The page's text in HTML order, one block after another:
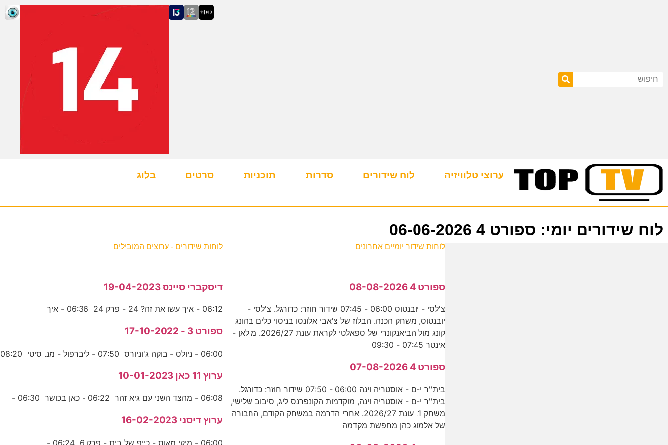
ערוצי טלוויזיה לוח שידורים סדרות תוכניות סרטים בלוג
לוח שידורים יומי: ספורט 4 06-06-2026
לוחות שידור יומיים אחרונים
ספורט 4 08-08-2026
צ'לסי - יובנטוס 06:00 - 07:45 שידור חוזר: כדורגל. צ'לסי -
יובנטוס, משחק הכנה. הבלוז של צ'אבי אלונסו בניסוי כלים בהונג
קונג מול הביאנקונרי של ספאלטי לקראת עונת 2026/27. מילאן -
אינטר 07:45 - 09:30
ספורט 4 07-08-2026
בית''ר י-ם - אוסטריה וינה 06:00 - 07:50 שידור חוזר: כדורגל.
בית''ר י-ם - אוסטריה וינה, מוקדמות הקונפרנס ליג, סיבוב שלישי,
משחק 1, עונת 2026/27. אחרי הדרמה במשחק הקודם, החבורה
של אלמוג כהן מחפשת מקדמה
לוחות שידורים - ערוצים המובילים
דיסקברי סיינס 19-04-2023
06:12 - איך עשו את זה? 24 - פרק 24 06:36 - איך
ספורט 3 - 17-10-2022
06:00 - ניולס - בוקה ג'וניורס 07:50 - ליברפול - מנ. סיטי 08:20
ערוץ 11 כאן 10-01-2023
06:08 - מהצד השני עם גיא זהר 06:22 - כאן בכושר 06:30 -
ערוץ דיסני 16-02-2023
06:00 - מיקי מאוס - כייף של בית - פרק 6 06:24 -